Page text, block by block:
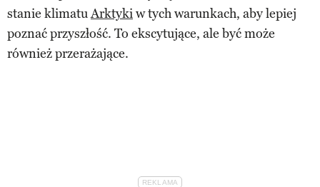
stanie klimatuArktykiw tych warunkach, aby lepiej
poznać przyszłość. To ekscytujące, ale być może
również przerażające.